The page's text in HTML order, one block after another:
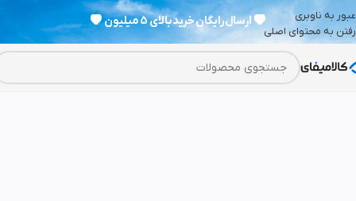
عبور به ناوبری
رفتن به محتوای اصلی
💗 ارسال رایگان خرید بالای 5 میلیون 💗